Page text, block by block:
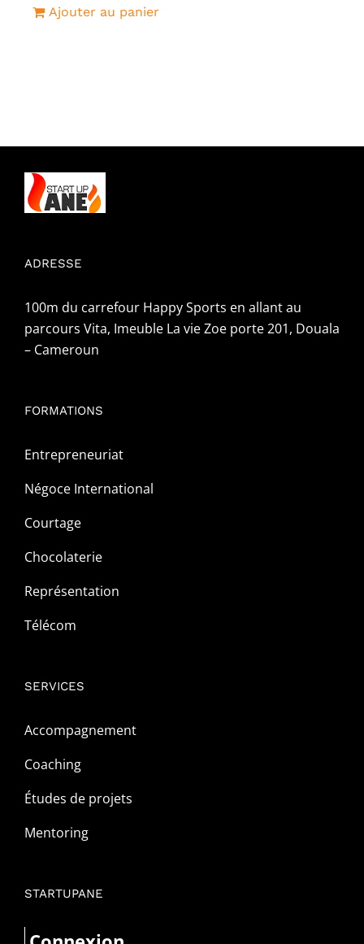
Ajouter au panier
ADRESSE
100m du carrefour Happy Sports en allant au
parcours Vita, Imeuble La vie Zoe porte 201, Douala
– Cameroun
FORMATIONS
Entrepreneuriat
Négoce International
Courtage
Chocolaterie
Représentation
Télécom
SERVICES
Accompagnement
Coaching
Études de projets
Mentoring
STARTUPANE